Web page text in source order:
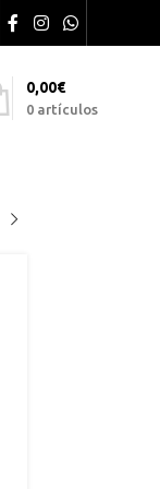
0 artículos
0,00€